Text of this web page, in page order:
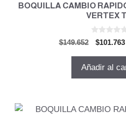
BOQUILLA CAMBIO
VERTEX
$149.652
El
original
$101.763
Añadir al